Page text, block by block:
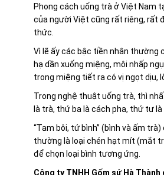
Phong cách uống trà ở Việt Nam
của người Việt cũng rất riêng, rất
thức.
Vì lẽ ấy các bậc tiền nhân thường
hạ dần xuống miệng, môi nhấp
trong miệng tiết ra có vị ngọt dịu,
Trong nghệ thuật uống trà, thì
là trà, thứ ba là cách pha, thứ tư là
“Tam bôi, tứ bình” (bình và ấm
thường là loại chén hạt mít (mắt
để chọn loại bình tương ứng.
Công ty TNHH Gốm sứ Hà